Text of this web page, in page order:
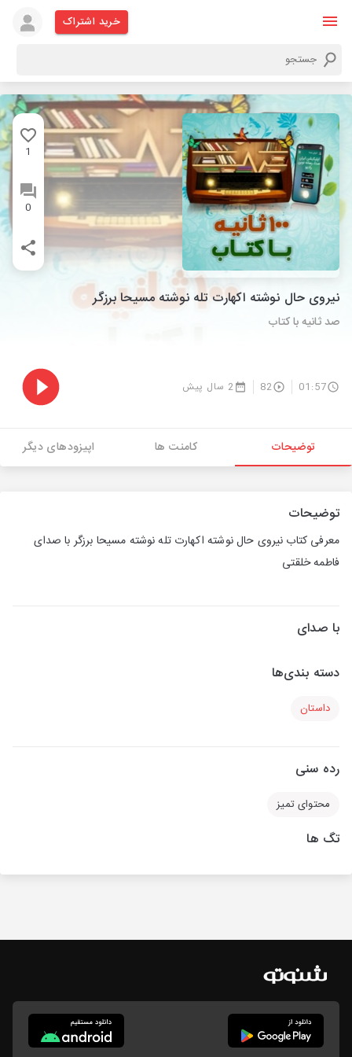
خرید اشتراک
1
0
نیروی حال نوشته اکهارت تله نوشته مسیحا برزگر
صد ثانیه با کتاب
01:57
82 2 سال پیش
توضیحات کامنت ها اپیزودهای دیگر
توضیحات
معرفی کتاب نیروی حال نوشته اکهارت تله نوشته مسیحا برزگر با صدای
فاطمه خلقتی
با صدای
دسته بندی‌ها
داستان
رده سنی
محتوای تمیز
تگ ها